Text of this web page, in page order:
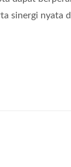
sinergi nyata